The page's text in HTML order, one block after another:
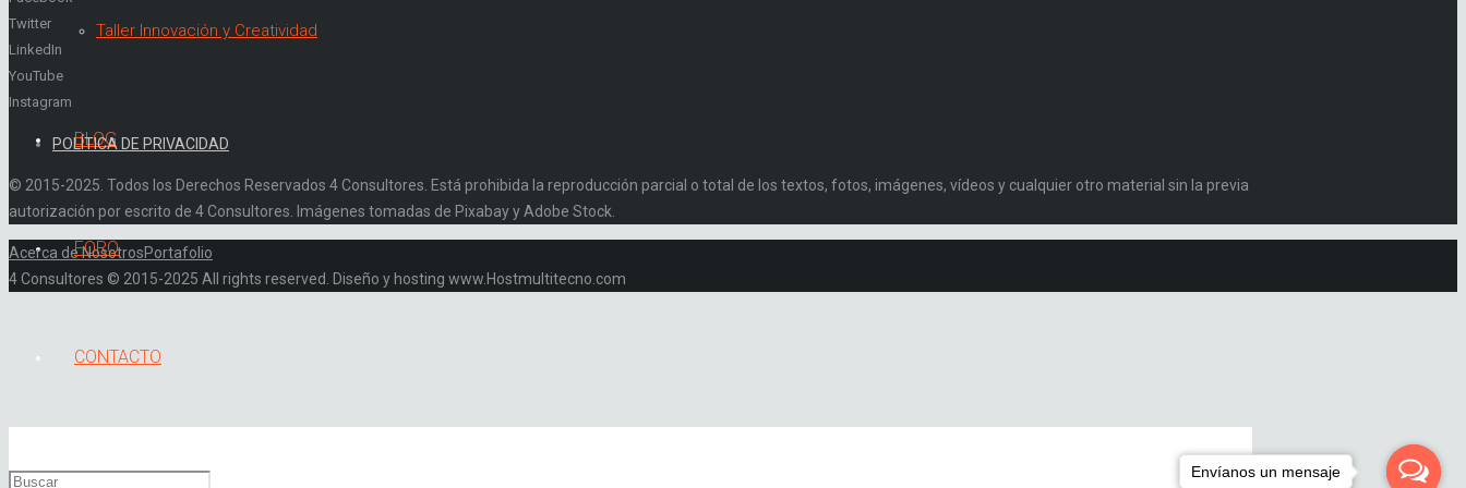
Taller Innovación y Creatividad
BLOG
FORO
CONTACTO
Twitter
LinkedIn
YouTube
Instagram
POLÍTICA DE PRIVACIDAD
© 2015-2025. Todos los Derechos Reservados 4 Consultores. Está prohibida la reproducción parcial o total de los textos, fotos, imágenes, vídeos y cualquier otro material sin la previa
autorización por escrito de 4 Consultores. Imágenes tomadas de Pixabay y Adobe Stock.
Acerca de NosotrosPortafolio
4 Consultores © 2015-2025 All rights reserved. Diseño y hosting www.Hostmultitecno.com
Envíanos un mensaje
Envíanos un mensaje